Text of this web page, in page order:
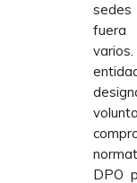
sedes
fuera
DPO